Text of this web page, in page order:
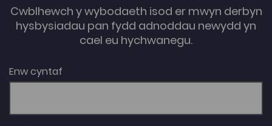
Cwblhewch y wybodaeth isod er mwyn derbyn
hysbysiadau pan fydd adnoddau newydd yn
cael eu hychwanegu.
Enw cyntaf